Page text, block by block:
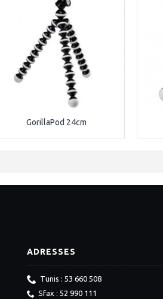
GorillaPod 24cm
ADRESSES
Tunis : 53 660 508
Sfax : 52 990 111